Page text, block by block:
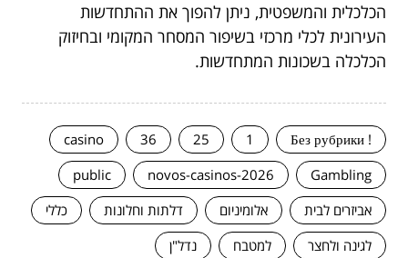
הכלכלית והמשפטית, ניתן להפוך את ההתחדשות
העירונית לכלי מרכזי בשיפור המסחר המקומי ובחיזוק
הכלכלה בשכונות המתחדשות.
! Без рубрики
1
25
36
casino
Gambling
novos-casinos-2026
public
אביזרים לבית
אלומיניום דלתות וחלונות
כללי
לגינה ולחצר
למטבח
נדל"ן